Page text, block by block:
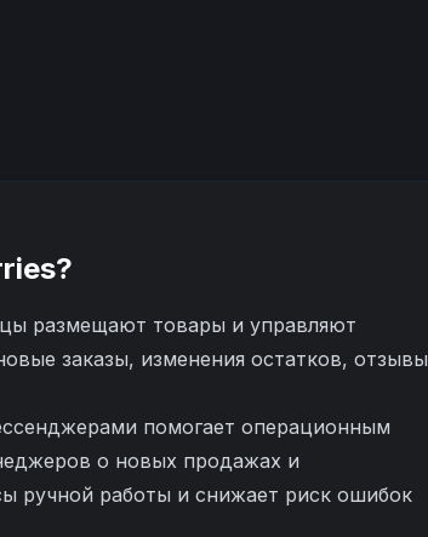
?
размещают товары и управляют
заказы, изменения остатков, отзывы
помогает операционным
о новых продажах и
ручной работы и снижает риск ошибок